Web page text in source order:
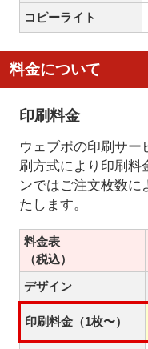
コピーライト
料金について
印刷料金
ウェブポの印刷サー
刷方式により印刷料
ンではご注文枚数に
たします。
料金表
（税込）
デザイン
印刷料金（1枚〜）